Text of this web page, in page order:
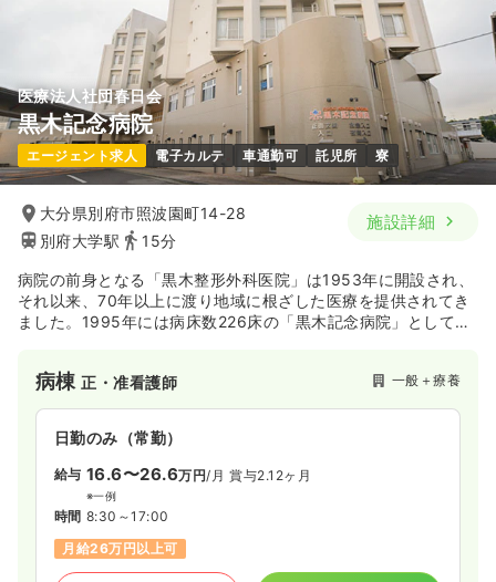
気になる 詳細を見る
訪問看護正・准看護師 その他介護施設
2交代（常勤） 一時募集休止
給与 19.4〜30.0万円 /月 賞与4ヶ月
※一例
時間 8:30～17:00（休憩60分）
オンコールあり
月給30万円以上可
気になる 詳細を見る
医療法人社団春日会
黒木記念病院
エージェント求人 電子カルテ 車通勤可 託児所 寮
大分県別府市照波園町14-28
別府大学駅
15分
施設詳細
病院の前身となる「黒木整形外科医院」は1953年に開設され、
それ以来、70年以上に渡り地域に根ざした医療を提供されてき
ました。1995年には病床数226床の「黒木記念病院」として新
リハビリにも力をいれており、回復期リハビリ病棟は2病棟
（114床）あり、地域包括ケア病棟（14床)では、回復期リハビ
リテーション病棟では対応できない疾患の患者様にも、幅広く
に在宅復帰に向けたリハビリテーションを提供されています。
病棟正・准看護師 一般＋療養
日勤のみ（常勤）
給与 16.6〜26.6万円/月 賞与2.12ヶ月
※一例
時間 8:30～17:00
月給26万円以上可